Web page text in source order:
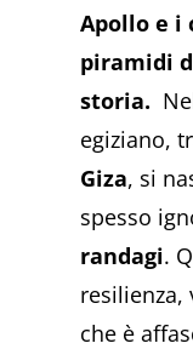
Apollo e i
piramidi
storia.
egiziano,
Giza, si
spesso
randagi.
che è